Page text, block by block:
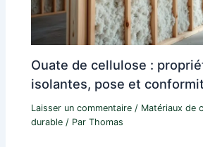
Ouate de cellulose :
isolantes, pose et
Laisser un commentaire / Matériaux de
durable / ParThomas